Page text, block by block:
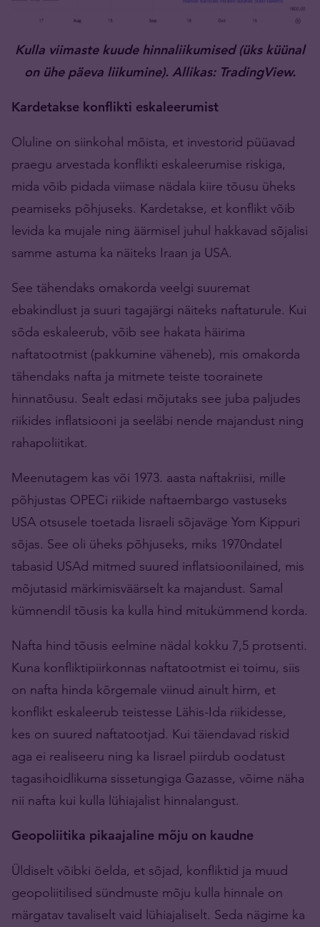
Kulla viimaste kuude hinnaliikumised (üks küünal
on ühe päeva liikumine). Allikas: TradingView.
Kardetakse konflikti eskaleerumist
Oluline on siinkohal mõista, et investorid püüavad
praegu arvestada konflikti eskaleerumise riskiga,
mida võib pidada viimase nädala kiire tõusu üheks
peamiseks põhjuseks. Kardetakse, et konflikt võib
levida ka mujale ning äärmisel juhul hakkavad sõjalisi
samme astuma ka näiteks Iraan ja USA.
See tähendaks omakorda veelgi suuremat
ebakindlust ja suuri tagajärgi näiteks naftaturule. Kui
sõda eskaleerub, võib see hakata häirima
naftatootmist (pakkumine väheneb), mis omakorda
tähendaks nafta ja mitmete teiste toorainete
hinnatõusu. Sealt edasi mõjutaks see juba paljudes
riikides inflatsiooni ja seeläbi nende majandust ning
rahapoliitikat.
Meenutagem kas või 1973. aasta naftakriisi, mille
põhjustas OPECi riikide naftaembargo vastuseks
USA otsusele toetada Iisraeli sõjaväge Yom Kippuri
sõjas. See oli üheks põhjuseks, miks 1970ndatel
tabasid USAd mitmed suured inflatsioonilained, mis
mõjutasid märkimisväärselt ka majandust. Samal
kümnendil tõusis ka kulla hind mitukümmend korda.
Nafta hind tõusis eelmine nädal kokku 7,5 protsenti.
Kuna konfliktipiirkonnas naftatootmist ei toimu, siis
on nafta hinda kõrgemale viinud ainult hirm, et
konflikt eskaleerub teistesse Lähis-Ida riikidesse,
kes on suured naftatootjad. Kui täiendavad riskid
aga ei realiseeru ning ka Iisrael piirdub oodatust
tagasihoidlikuma sissetungiga Gazasse, võime näha
nii nafta kui kulla lühiajalist hinnalangust.
Geopoliitika pikaajaline mõju on kaudne
Üldiselt võibki öelda, et sõjad, konfliktid ja muud
geopoliitilised sündmuste mõju kulla hinnale on
märgatav tavaliselt vaid lühiajaliselt. Seda nägime ka